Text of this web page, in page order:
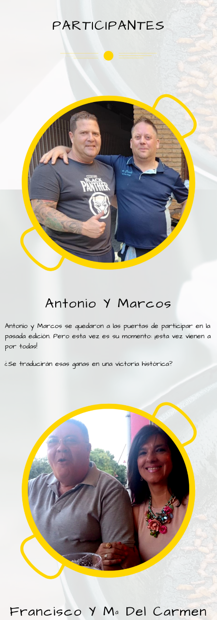
PARTICIPANTES
Antonio Y Marcos
Antonio y Marcos se quedaron a las puertas de participar en la
pasada edición. Pero esta vez es su momento: ¡esta vez vienen a
por todas!
¿Se traducirán esas ganas en una victoria histórica?
Francisco Y Mª Del Carmen